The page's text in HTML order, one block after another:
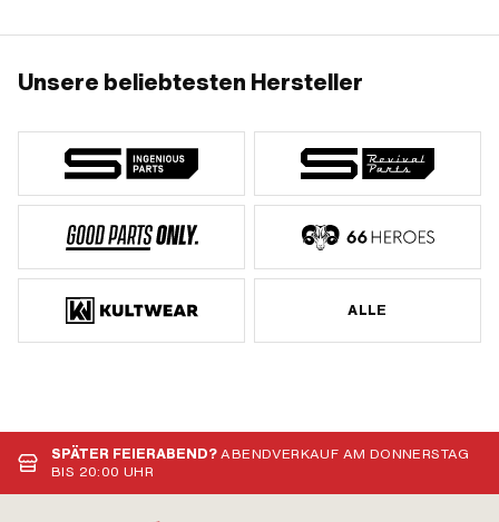
Unsere beliebtesten Hersteller
ALLE
SPÄTER FEIERABEND?ABENDVERKAUF AM DONNERSTAG
BIS 20:00 UHR